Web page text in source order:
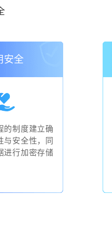
安全
的制度建立确
与安全性，同
进行加密存储